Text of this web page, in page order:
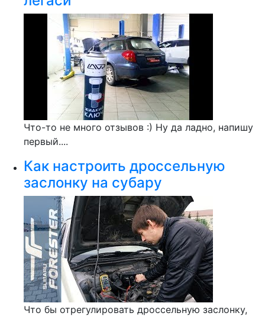
Что-то не много отзывов :) Ну да ладно, напишу
первый....
Как настроить дроссельную
заслонку на субару
Что бы отрегулировать дроссельную заслонку,